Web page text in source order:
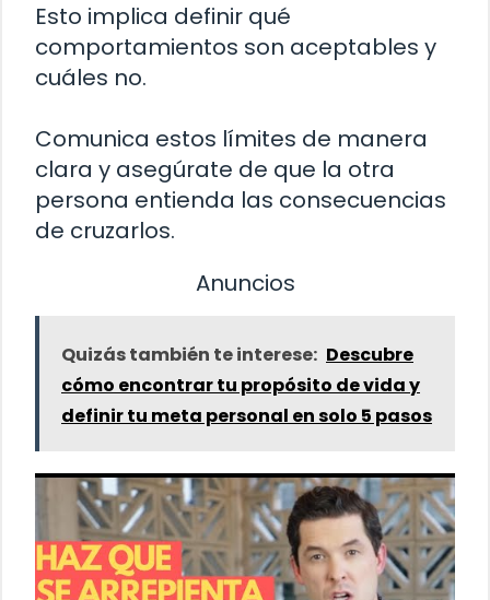
Esto implica definir qué
comportamientos son aceptables y
cuáles no.
Comunica estos límites de manera
clara y asegúrate de que la otra
persona entienda las consecuencias
de cruzarlos.
Anuncios
Quizás también te interese: Descubre
cómo encontrar tu propósito de vida y
definir tu meta personal en solo 5 pasos